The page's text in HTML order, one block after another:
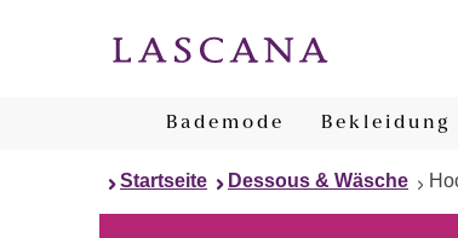
Bademode Bekleidung
Startseite Dessous & Wäsche